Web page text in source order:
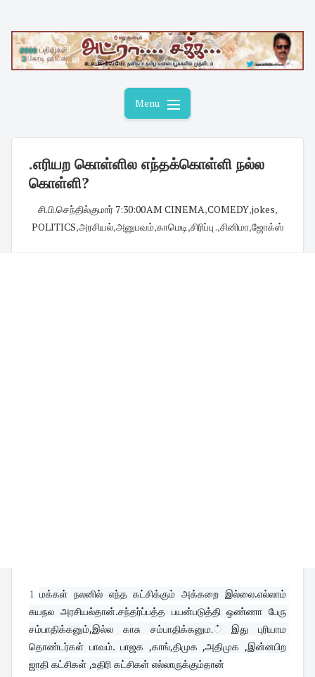
content
Menu
.எரியற கொள்ளில எந்தக்கொள்ளி நல்ல
கொள்ளி?
சி.பி.செந்தில்குமார்· 7:30:00 AM CINEMA,COMEDY,jokes,
POLITICS,அரசியல்,அனுபவம்,காமெடி,சிரிப்பு .,சினிமா,ஜோக்ஸ்
1 மக்கள் நலனில் எந்த கட்சிக்கும் அக்கறை இல்லை.எல்லாம்
சுயநல அரசியல்தான்.சந்தர்ப்பத்த பயன்படுத்தி ஒண்ணா பேரு
சம்பாதிக்கனும்,இல்ல காசு சம்பாதிக்கனும.் இது புரியாம
தொண்டர்கள் பாவம். பாஜக ,காங்,திமுக ,அதிமுக ,இன்னபிற
ஜாதி கட்சிகள் ,உதிரி கட்சிகள் எல்லாருக்கும்தான்